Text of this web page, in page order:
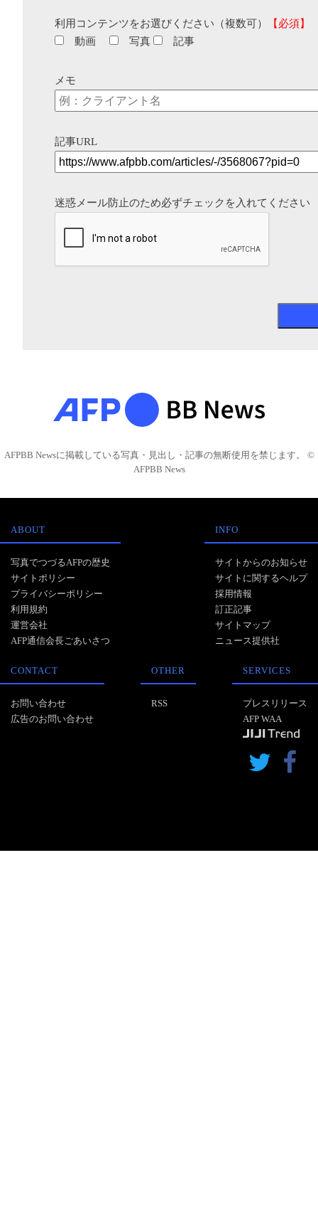
利用コンテンツをお選びください（複数可）
【必須】
動画
写真 記事
メモ
記事URL
迷惑メール防止のため必ずチェックを入れてください
AFPBB Newsに掲載している写真・見出し・記事の無断使用を禁じます。 ©
AFPBB News
ABOUT
写真でつづるAFPの歴史
サイトポリシー
プライバシーポリシー
利用規約
運営会社
AFP通信会長ごあいさつ
INFO
サイトからのお知らせ
サイトに関するヘルプ
採用情報
訂正記事
サイトマップ
ニュース提供社
CONTACT
お問い合わせ
広告のお問い合わせ
OTHER
RSS
SERVICES
プレスリリース
AFP WAA